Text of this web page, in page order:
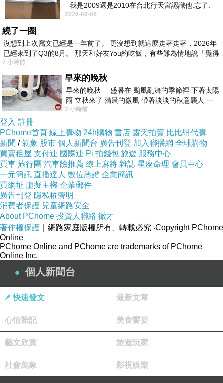
角和 22mm 的眼點
「63區雙層測光感應器」能夠迅速應對因場景改
變帶來的被攝體亮度和色彩的變化，並在開發時
充分考慮了與19個自動對焦點的聯動
EOS 7D 的機身造型採用了通過對曲面連續進行
球面塑型的超流線型設計，機身外殼採用了重量
輕且具有電磁遮罩效果的鎂合金材料
支援影像即時顯示及 EOS 高畫質短片拍攝的雙
選
還有支援無線閃燈喔~~
我是2009還是2010在台北行天宮認識他.忘了.
一個奇摩交友的網友學
2026-08-06
繞了一圈
沒想到上次寫文已經是一年前了。 更沒想到就這麼走著走著，2026年
已經來到了Q3的8月。 那天和好友You約吃飯，有些難為情地說「覺得
7 小時前
早來的晚秋
早來的晚秋 盛暑在 颱風亂舞的季節裡 下著太陽
雨 立秋來了 清晨的微風 帶著淡淡的秋意襲人 一
下子 又被赤
2 小時前
登入 註冊
PChome首頁 線上購物 24h購物 書店 露天拍賣 比比昂代購
新聞 /氣象 股市 個人新聞台 廣告刊登 加入聯播網 全球購物
買賣租屋 支付連 國際連 Pi 拍錢包 旅遊 服務中心
買車 旅行團 汽車險推薦 線上麻將 雜誌 星座命理 會員中心
一元簡訊 直播達人 數位憑證 企業簡訊
買網址 虛擬主機 企業郵件
廣告刊登 隱私權聲明
消費者保護 兒童網路安全
About PChome 投資人聯絡 徵才
著作權保護 ｜網路家庭版權所有、轉載必究 ‧Copyright PChome
Online
PChome Online and PChome are trademarks of PChome
Online Inc.
個人新聞台
快速發文 最新文章
心情雜記 美食饗宴
藝文欣賞 旅遊玩家
社會萬象 影視娛樂